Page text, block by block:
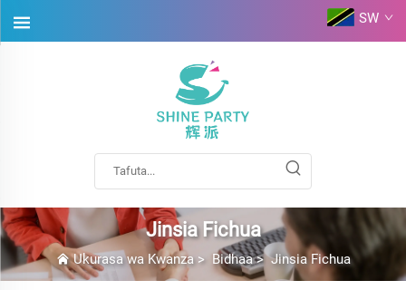
SW
Jinsia Fichua
Ukurasa wa Kwanza> Bidhaa>Jinsia Fichua